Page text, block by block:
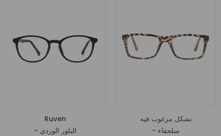
Ruven
- البلور الوردي
بشكل مرغوب فيه
- سلحفاء